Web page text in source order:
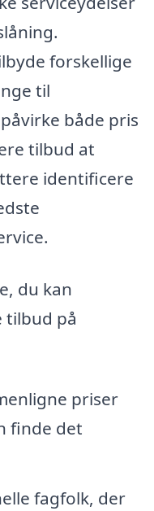
forskellige
til
både pris
tilbud at
identificere
du kan
tilbud på
priser
finde det
fagfolk, der